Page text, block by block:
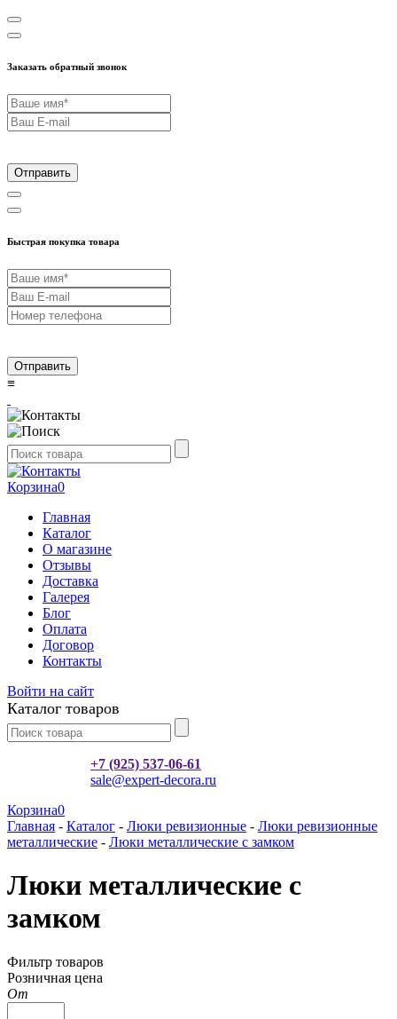
Заказать обратный звонок
Отправить
Быстрая покупка товара
Отправить
≡
Корзина0
Главная
Каталог
О магазине
Отзывы
Доставка
Галерея
Блог
Оплата
Договор
Контакты
Войти на сайт
Каталог товаров
+7 (925) 537-06-61
sale@expert-decora.ru
Корзина0
Главная - Каталог - Люки ревизионные - Люки ревизионные
металлические - Люки металлические с замком
Люки металлические с
замком
Фильтр товаров
Розничная цена
От